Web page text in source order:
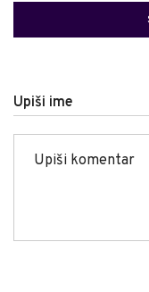
Upiši ime